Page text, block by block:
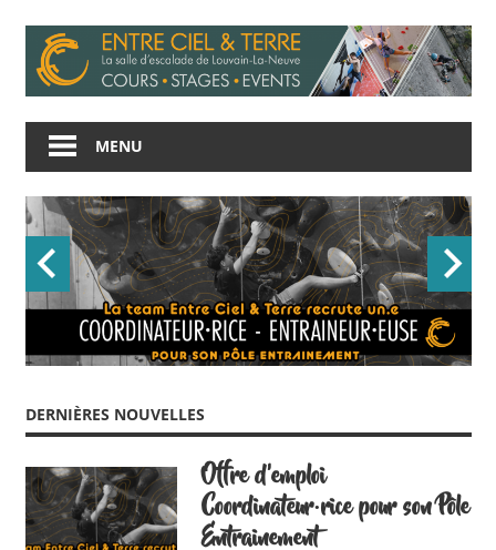
content
Ciel
MENU
DERNIÈRES NOUVELLES
Offre d’emploi
Coordinateur·rice pour son Pôle
Entrainement